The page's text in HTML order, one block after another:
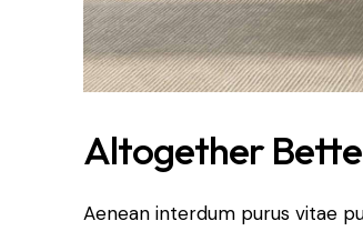
Altogether
Aenean interdum purus vitae